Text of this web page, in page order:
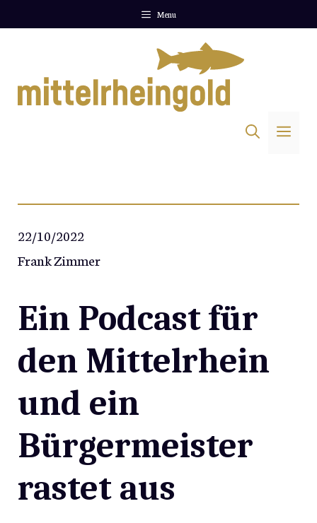
Menu
22/10/2022
Frank Zimmer
Ein Podcast für
den Mittelrhein
und ein
Bürgermeister
rastet aus